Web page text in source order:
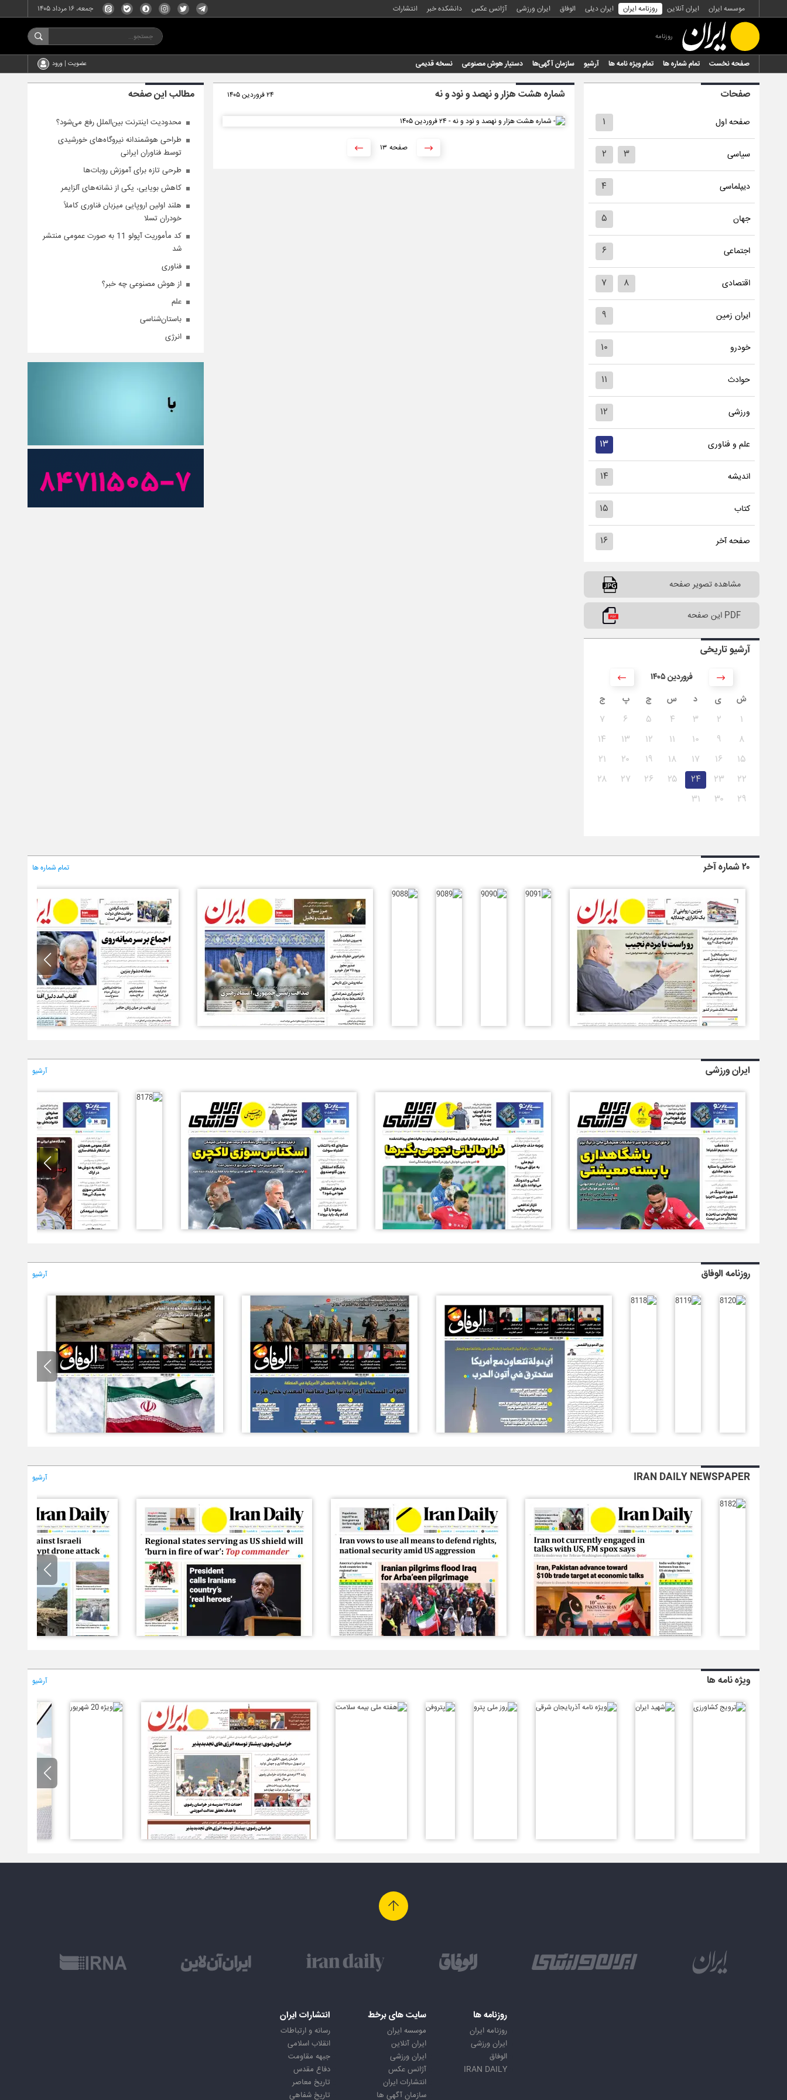
موسسه ایران ایران آنلاین روزنامه ایران ایران دیلی الوفاق ایران ورزشی آژانس عکس دانشکده خبر انتشارات جمعه، ۱۶ مرداد ۱۴۰۵
روزنامه
صفحه نخست تمام شماره ها تمام ویژه نامه ها آرشیو سازمان آگهی‌ها دستیار هوش مصنوعی نسخه قدیمی عضویت | ورود
صفحات
صفحه اول ۱
سیاسی ۲ ۳
دیپلماسی ۴
جهان ۵
اجتماعی ۶
اقتصادی ۷ ۸
ایران زمین ۹
خودرو ۱۰
حوادث ۱۱
ورزشی ۱۲
علم و فناوری ۱۳
اندیشه ۱۴
کتاب ۱۵
صفحه آخر ۱۶
مشاهده تصویر صفحه
PDF این صفحه
آرشیو تاریخی
۱۴۰۵ فروردین
ش
ی د س چ پ ج
۱ ۲ ۳ ۴ ۵ ۶
۷
۸
۹ ۱۰ ۱۱ ۱۲ ۱۳
۱۴
۱۵
۱۶ ۱۷ ۱۸ ۱۹ ۲۰
۲۱
۲۲
۲۳ ۲۴ ۲۵ ۲۶ ۲۷
۲۸
۲۹
۳۰ ۳۱
شماره هشت هزار و نهصد و نود و نه ۲۴ فروردین ۱۴۰۵
۱۳
مطالب این صفحه
محدودیت اینترنت بین‌الملل رفع می‌شود؟
طراحی هوشمندانه نیروگاه‌های خورشیدی
توسط فناوران ایرانی
طرحی تازه برای آموزش روبات‌ها
کاهش بویایی، یکی از نشانه‌های آلزایمر
هلند اولین اروپایی میزبان فناوری کاملاً
خودران تسلا
کد مأموریت آپولو 11 به صورت عمومی منتشر
شد
فناوری
از هوش مصنوعی چه خبر؟
علم
باستان‌شناسی
انرژی
۲۰ شماره آخر تمام شماره ها
ایران ورزشی آرشیو
روزنامه الوفاق آرشیو
IRAN DAILY NEWSPAPER آرشیو
ویژه نامه ها آرشیو
روزنامه ها
روزنامه ایران
ایران ورزشی
الوفاق
IRAN DAILY
سایت های برخط
موسسه ایران
ایران آنلاین
ایران ورزشی
آژانس عکس
انتشارات ایران
سازمان آگهی ها
انتشارات ایران
رسانه و ارتباطات
انقلاب اسلامی
جبهه مقاومت
دفاع مقدس
تاریخ معاصر
تاریخ شفاهی